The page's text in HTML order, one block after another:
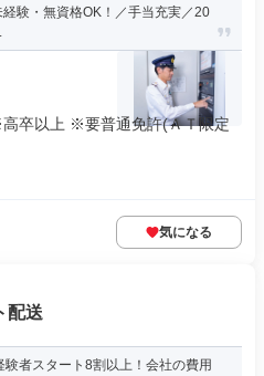
験・無資格OK！／手当充実／20
卒以上 ※要普通免許(ＡＴ限定
気になる
配送
験者スタート8割以上！会社の費用